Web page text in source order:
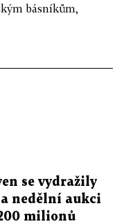
básníkům,
se vydražily
nedělní aukci
milionů